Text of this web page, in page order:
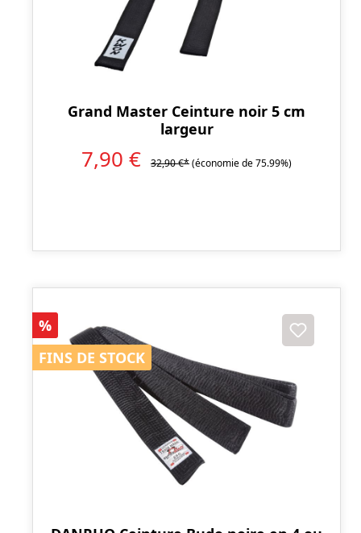
Grand Master Ceinture noir 5 cm
largeur
7,90 € 32,90 €*(économie de 75.99%)
Réduction
%
FINS DE STOCK
FINS DE STOCK